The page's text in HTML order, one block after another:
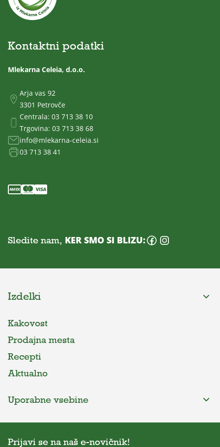
Kontaktni podatki
Mlekarna Celeia, d.o.o.
Arja vas 92
3301 Petrovče
Centrala: 03 713 38 10
Trgovina: 03 713 38 68
info@mlekarna-celeia.si
03 713 38 41
Sledite nam, KER SMO SI BLIZU:
Izdelki
Kakovost
Prodajna mesta
Recepti
Aktualno
Uporabne vsebine
Prijavi se na naš e-novičnik!